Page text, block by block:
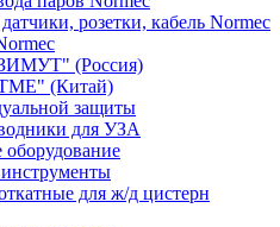
розетки, кабель Normec
(Россия)
(Китай)
защиты
для УЗА
для ж/д цистерн